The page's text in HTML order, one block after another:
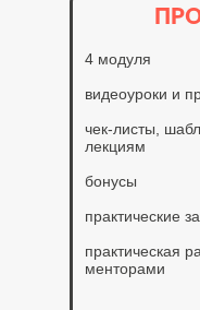
4 модуля
видеоуроки и
чек-листы,
лекциям
бонусы
практические
практическая
менторами